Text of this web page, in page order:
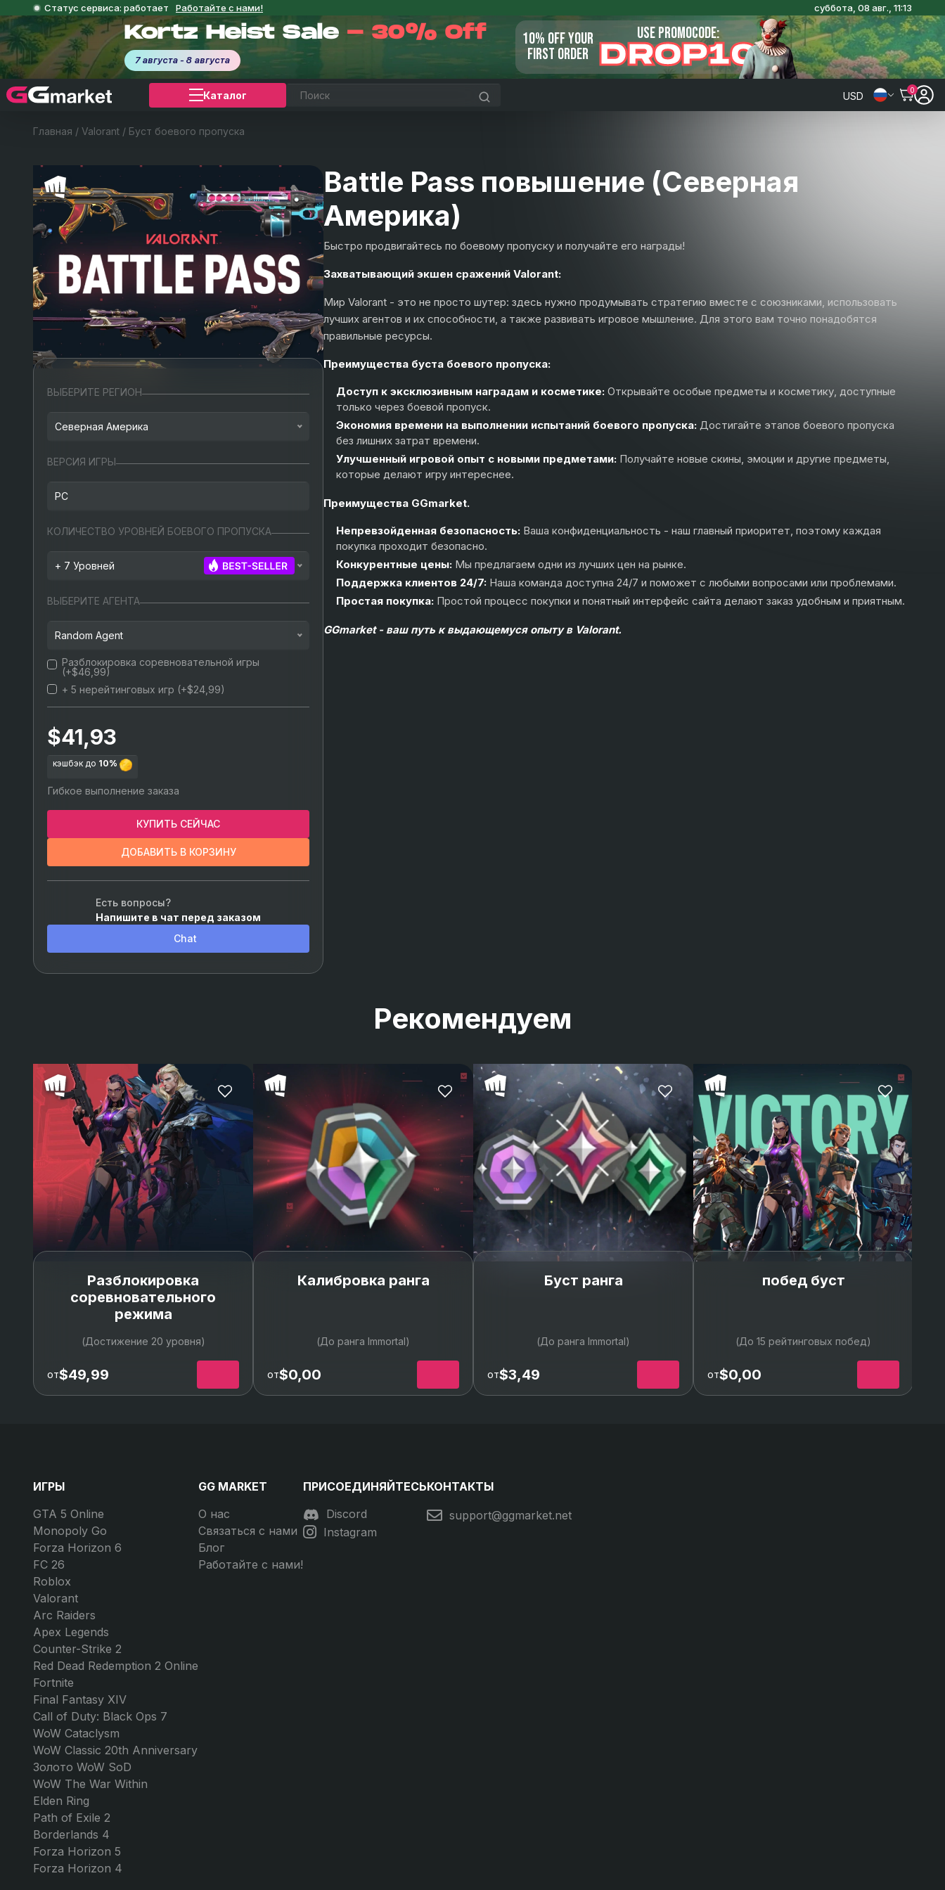
Статус сервиса: работает Работайте с нами! суббота, 08 авг., 11:13
Kortz Heist Sale - 30% Off
7 августа - 8 августа
10% OFF YOUR
FIRST ORDER
USE PROMOCODE:
DROP10
Каталог USD
0
Главная / Valorant / Буст боевого пропуска
ВЫБЕРИТЕ РЕГИОН
Северная Америка
Северная Америка
ВЕРСИЯ ИГРЫ
PC
PC
КОЛИЧЕСТВО УРОВНЕЙ БОЕВОГО ПРОПУСКА
+ 7 Уровней
+ 3 уровней
+ 15 уровней
+ 25 уровней
+ 40 уровней
ВЫБЕРИТЕ АГЕНТА
Random Agent
Random agent
Jett
Phoenix
Brimstone
Killjoy
Cypher
Astra
Reyna
Raze
Neon
Fade
Harbor
Deadlock
Разблокировка соревновательной игры
(+$46,99)
+ 5 нерейтинговых игр (+$24,99)
$41,93
кэшбэк до 10%
Гибкое выполнение заказа
КУПИТЬ СЕЙЧАС
ДОБАВИТЬ В КОРЗИНУ
Есть вопросы?
Напишите в чат перед заказом
Chat
Battle Pass повышение (Северная
Америка)
Быстро продвигайтесь по боевому пропуску и получайте его награды!
Захватывающий экшен сражений Valorant:
Мир Valorant - это не просто шутер: здесь нужно продумывать стратегию вместе с союзниками, использовать
лучших агентов и их способности, а также развивать игровое мышление. Для этого вам точно понадобятся
правильные ресурсы.
Преимущества буста боевого пропуска:
Доступ к эксклюзивным наградам и косметике: Открывайте особые предметы и косметику, доступные
только через боевой пропуск.
Экономия времени на выполнении испытаний боевого пропуска: Достигайте этапов боевого пропуска
без лишних затрат времени.
Улучшенный игровой опыт с новыми предметами: Получайте новые скины, эмоции и другие предметы,
которые делают игру интереснее.
Преимущества GGmarket.
Непревзойденная безопасность: Ваша конфиденциальность - наш главный приоритет, поэтому каждая
покупка проходит безопасно.
Конкурентные цены: Мы предлагаем одни из лучших цен на рынке.
Поддержка клиентов 24/7: Наша команда доступна 24/7 и поможет с любыми вопросами или проблемами.
Простая покупка:Простой процесс покупки и понятный интерфейс сайта делают заказ удобным и приятным.
GGmarket - ваш путь к выдающемуся опыту в Valorant.
Рекомендуем
Разблокировка
соревновательного
режима
(Достижение 20 уровня)
от$49,99
Калибровка ранга
(До ранга Immortal)
от$0,00
Буст ранга
(До ранга Immortal)
от$3,49
побед буст
(До 15 рейтинговых побед)
от$0,00
ИГРЫ
GTA 5 Online
Monopoly Go
Forza Horizon 6
FC 26
Roblox
Valorant
Arc Raiders
Apex Legends
Counter-Strike 2
Red Dead Redemption 2 Online
Fortnite
Final Fantasy XIV
Call of Duty: Black Ops 7
WoW Cataclysm
WoW Classic 20th Anniversary
Золото WoW SoD
WoW The War Within
Elden Ring
Path of Exile 2
Borderlands 4
Forza Horizon 5
Forza Horizon 4
GG MARKET
О нас
Связаться с нами
Блог
Работайте с нами!
ПРИСОЕДИНЯЙТЕСЬ
Discord
Instagram
КОНТАКТЫ
support@ggmarket.net